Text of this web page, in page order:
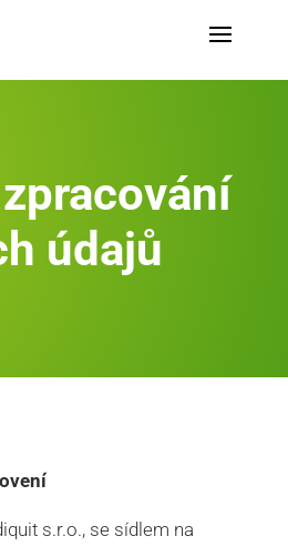
údajů
s.r.o., se sídlem na